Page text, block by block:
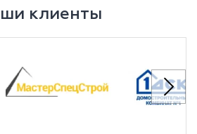
клиенты